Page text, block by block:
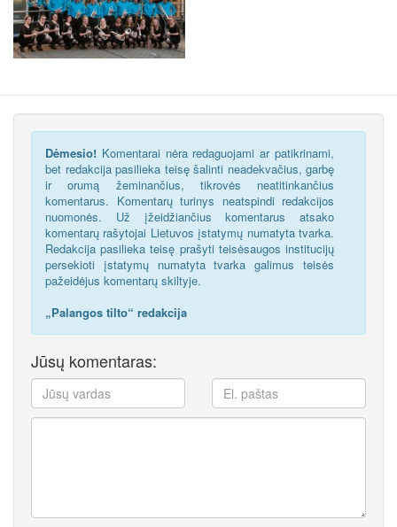
Dėmesio! Komentarai nėra redaguojami ar patikrinami,
bet redakcija pasilieka teisę šalinti neadekvačius, garbę
ir orumą žeminančius, tikrovės neatitinkančius
komentarus. Komentarų turinys neatspindi redakcijos
nuomonės. Už įžeidžiančius komentarus atsako
komentarų rašytojai Lietuvos įstatymų numatyta tvarka.
Redakcija pasilieka teisę prašyti teisėsaugos institucijų
persekioti įstatymų numatyta tvarka galimus teisės
pažeidėjus komentarų skiltyje.
„Palangos tilto“ redakcija
Jūsų komentaras: